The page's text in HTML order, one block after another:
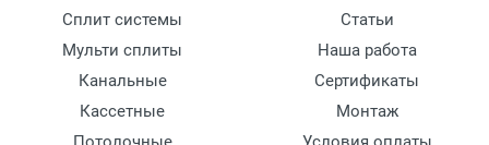
Сплит системы
Мульти сплиты
Канальные
Кассетные
Статьи
Наша работа
Сертификаты
Монтаж